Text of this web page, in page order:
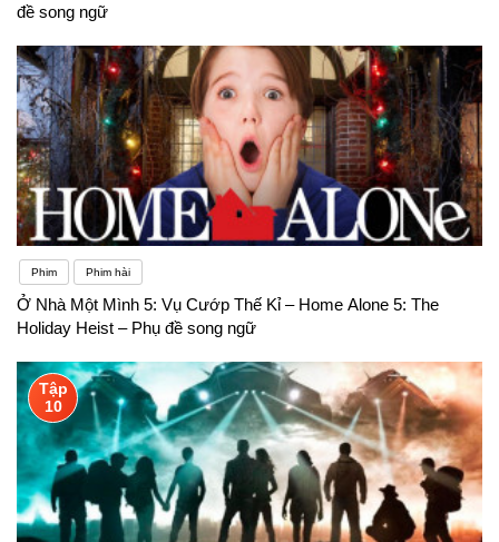
đề song ngữ
Phim Phim hài
Ở Nhà Một Mình 5: Vụ Cướp Thế Kỉ – Home Alone 5: The
Holiday Heist – Phụ đề song ngữ
Tập
10